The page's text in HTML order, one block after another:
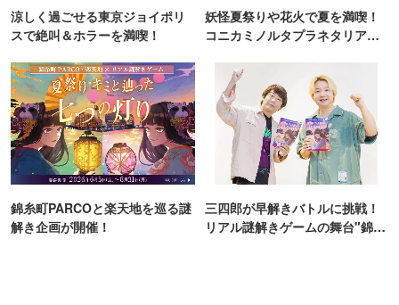
涼しく過ごせる東京ジョイポリ
スで絶叫＆ホラーを満喫！
妖怪夏祭りや花火で夏を満喫！
コニカミノルタプラネタリア
錦糸町PARCOと楽天地を巡る謎
解き企画が開催！
三四郎が早解きバトルに挑戦！
リアル謎解きゲームの舞台"錦糸